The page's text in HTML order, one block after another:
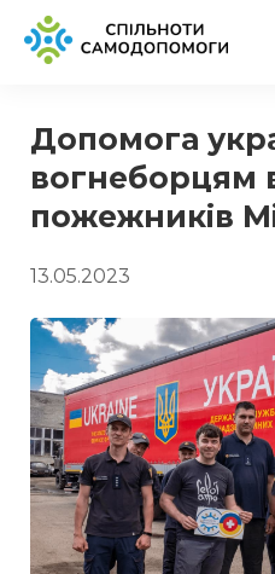
Допомога
вогнеборцям
пожежників
13.05.2023